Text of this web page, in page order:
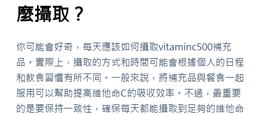
麼攝取？
你可能會好奇，每天應該如何攝取vitaminc500補充
品。實際上，攝取的方式和時間可能會根據個人的日程
和飲食習慣有所不同。一般來說，將補充品與餐食一起
服用可以幫助提高維他命C的吸收效率。不過，最重要
的是要保持一致性，確保每天都能攝取到足夠的維他命